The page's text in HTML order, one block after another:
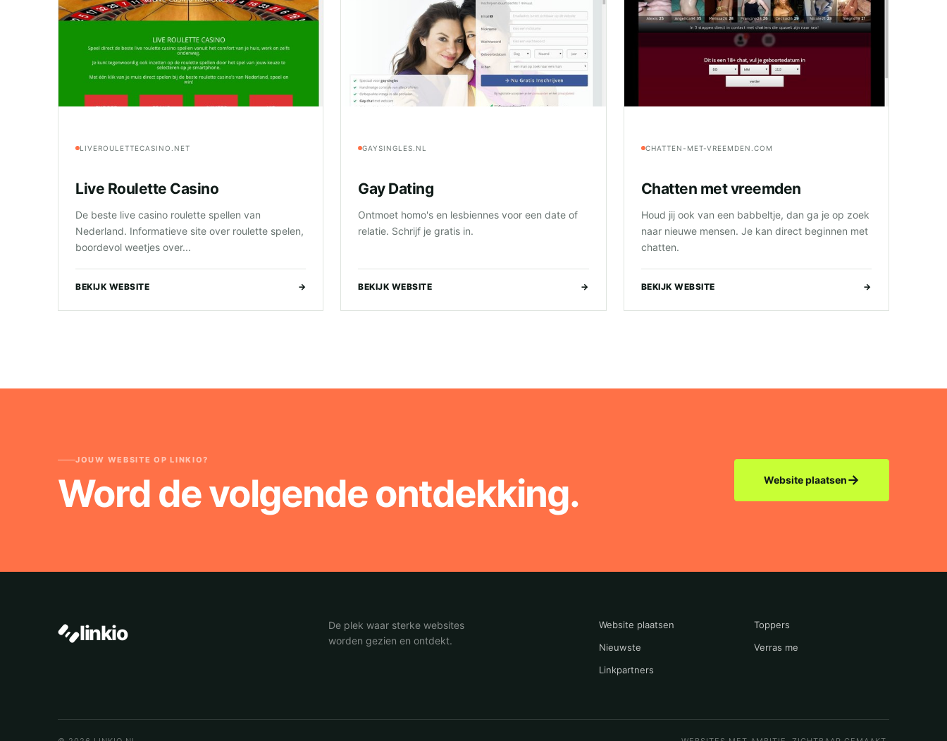
LIVEROULETTECASINO.NET
Live Roulette Casino
De beste live casino roulette spellen van
Nederland. Informatieve site over roulette spelen,
boordevol weetjes over...
BEKIJK WEBSITE →
GAYSINGLES.NL
Gay Dating
Ontmoet homo's en lesbiennes voor een date of
relatie. Schrijf je gratis in.
BEKIJK WEBSITE →
CHATTEN-MET-VREEMDEN.COM
Chatten met vreemden
Houd jij ook van een babbeltje, dan ga je op zoek
naar nieuwe mensen. Je kan direct beginnen met
chatten.
BEKIJK WEBSITE →
JOUW WEBSITE OP LINKIO?
Word de volgende ontdekking. Website plaatsen→
linkio
De plek waar sterke websites
worden gezien en ontdekt.
Website plaatsen
Toppers
Nieuwste
Verras me
Linkpartners